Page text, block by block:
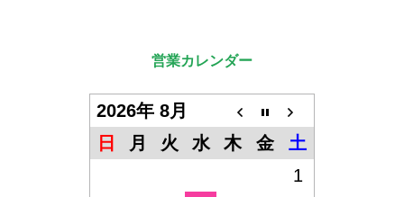
営業カレンダー
2026年 8月
日
月 火 水 木 金
土
1